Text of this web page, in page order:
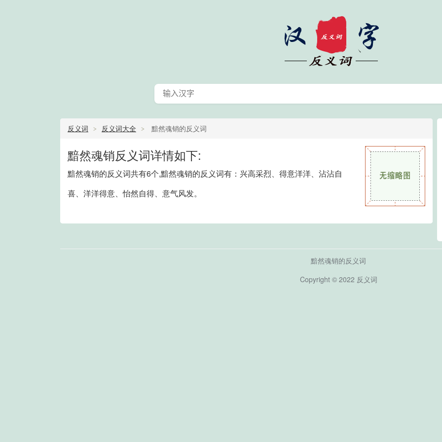
反义词 反义词大全 黯然魂销的反义词
黯然魂销反义词详情如下:
黯然魂销的反义词共有6个,黯然魂销的反义词有：兴高采烈、得意洋洋、沾沾自
喜、洋洋得意、怡然自得、意气风发。
黯然魂销的反义词
Copyright © 2022 反义词